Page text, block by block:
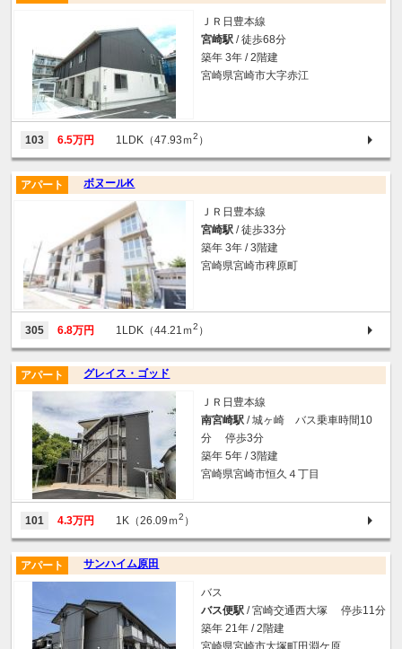
ＪＲ日豊本線
宮崎駅 / 徒歩68分
築年 3年 / 2階建
宮崎県宮崎市大字赤江
103 6.5万円 1LDK（47.93ｍ2 ）
ボヌールK
アパート
ＪＲ日豊本線
宮崎駅 / 徒歩33分
築年 3年 / 3階建
宮崎県宮崎市稗原町
305 6.8万円 1LDK（44.21ｍ2 ）
グレイス・ゴッド
アパート
ＪＲ日豊本線
南宮崎駅 / 城ヶ崎 バス乗車時間10
分 停歩3分
築年 5年 / 3階建
宮崎県宮崎市恒久４丁目
101 4.3万円 1K（26.09ｍ2 ）
サンハイム原田
アパート
バス
バス便駅 / 宮崎交通西大塚 停歩11分
築年 21年 / 2階建
宮崎県宮崎市大塚町田淵ケ原